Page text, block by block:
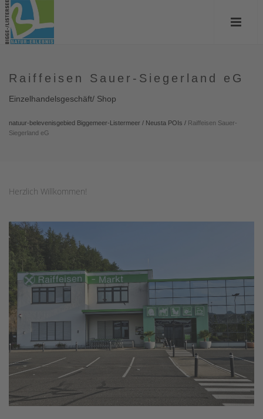
Raiffeisen Sauer-Siegerland eG
Einzelhandelsgeschäft/ Shop
natuur-belevenisgebied Biggemeer-Listermeer / Neusta POIs / Raiffeisen Sauer-
Siegerland eG
Herzlich Willkommen!